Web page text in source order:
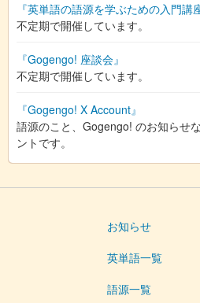
『英単語の語源を学ぶための入門講
不定期で開催しています。
『Gogengo! 座談会』
不定期で開催しています。
『Gogengo! X Account』
語源のこと、Gogengo! のお知らせ
ントです。
お知らせ
英単語一覧
語源一覧